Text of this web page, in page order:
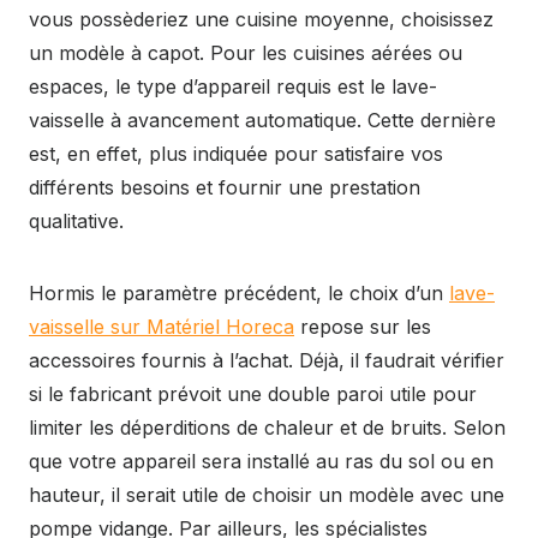
vous possèderiez une cuisine moyenne, choisissez
un modèle à capot. Pour les cuisines aérées ou
espaces, le type d’appareil requis est le lave-
vaisselle à avancement automatique. Cette dernière
est, en effet, plus indiquée pour satisfaire vos
différents besoins et fournir une prestation
qualitative.
Hormis le paramètre précédent, le choix d’un lave-
vaisselle sur Matériel Horeca repose sur les
accessoires fournis à l’achat. Déjà, il faudrait vérifier
si le fabricant prévoit une double paroi utile pour
limiter les déperditions de chaleur et de bruits. Selon
que votre appareil sera installé au ras du sol ou en
hauteur, il serait utile de choisir un modèle avec une
pompe vidange. Par ailleurs, les spécialistes